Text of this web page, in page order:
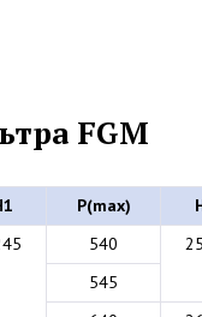
FGM
P(max)
540
545